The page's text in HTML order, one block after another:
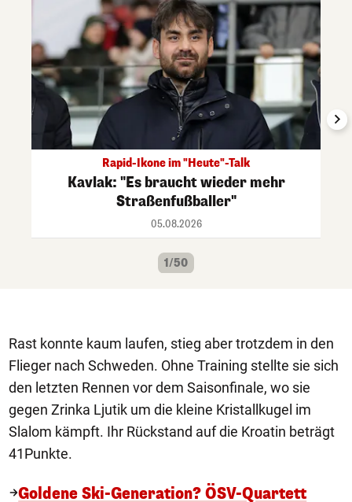
Rapid-Ikone im "Heute"-Talk
Kavlak: "Es braucht wieder mehr
Straßenfußballer"
05.08.2026
1/50
Rast konnte kaum laufen, stieg aber trotzdem in den
Flieger nach Schweden. Ohne Training stellte sie sich
den letzten Rennen vor dem Saisonfinale, wo sie
gegen Zrinka Ljutik um die kleine Kristallkugel im
Slalom kämpft. Ihr Rückstand auf die Kroatin beträgt
41Punkte.
Goldene Ski-Generation? ÖSV-Quartett